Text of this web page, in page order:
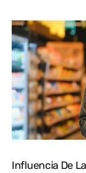
Influencia De